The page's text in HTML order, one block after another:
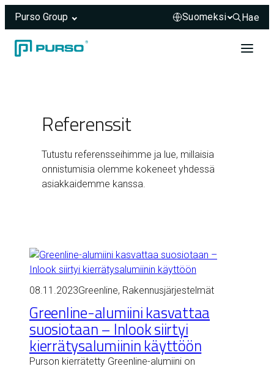
Purso Group
Hae
Hae
Referenssit
Tutustu referensseihimme ja lue, millaisia
onnistumisia olemme kokeneet yhdessä
asiakkaidemme kanssa.
08.11.2023Greenline, Rakennusjärjestelmät
Greenline-alumiini kasvattaa
suosiotaan – Inlook siirtyi
kierrätysalumiinin käyttöön
Purson kierrätetty Greenline-alumiini on